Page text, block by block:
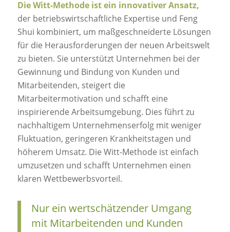
Die Witt-Methode ist ein innovativer Ansatz,
der betriebswirtschaftliche Expertise und Feng
Shui kombiniert, um maßgeschneiderte Lösungen
für die Herausforderungen der neuen Arbeitswelt
zu bieten. Sie unterstützt Unternehmen bei der
Gewinnung und Bindung von Kunden und
Mitarbeitenden, steigert die
Mitarbeitermotivation und schafft eine
inspirierende Arbeitsumgebung. Dies führt zu
nachhaltigem Unternehmenserfolg mit weniger
Fluktuation, geringeren Krankheitstagen und
höherem Umsatz. Die Witt-Methode ist einfach
umzusetzen und schafft Unternehmen einen
klaren Wettbewerbsvorteil.
Nur ein wertschätzender Umgang
mit Mitarbeitenden und Kunden